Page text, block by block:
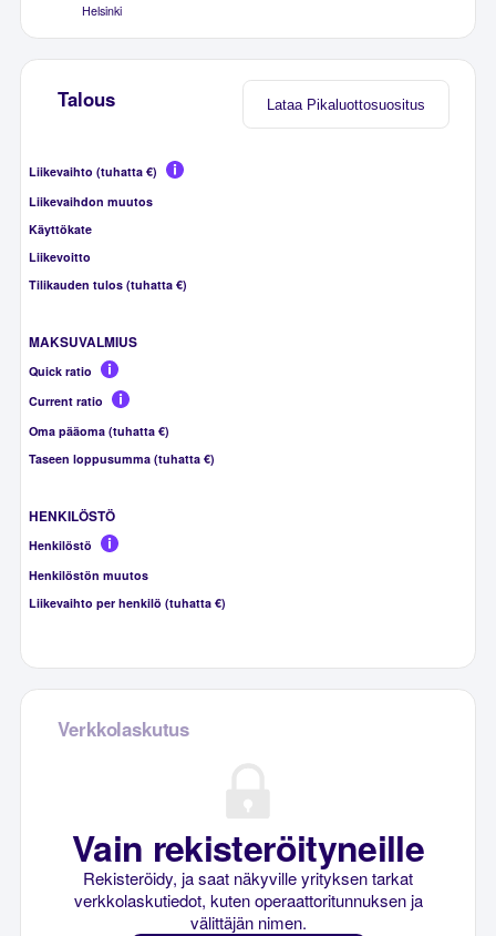
Helsinki
Lataa Pikaluottosuositus
Talous
Liikevaihto (tuhatta €)
Liikevaihdon muutos
Käyttökate
Liikevoitto
Tilikauden tulos (tuhatta €)
MAKSUVALMIUS
Quick ratio
Current ratio
Oma pääoma (tuhatta €)
Taseen loppusumma (tuhatta €)
HENKILÖSTÖ
Henkilöstö
Henkilöstön muutos
Liikevaihto per henkilö (tuhatta €)
Verkkolaskutus
Vain rekisteröityneille
Rekisteröidy, ja saat näkyville yrityksen tarkat
verkkolaskutiedot, kuten operaattoritunnuksen ja
välittäjän nimen.